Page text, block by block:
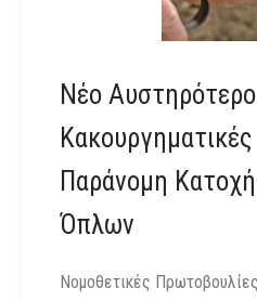
Νέο
Κακουργηματικές
Παράνομη
Όπλων
Νομοθετικές